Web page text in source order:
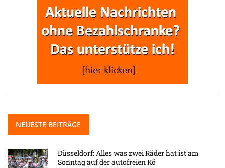
NEUESTE BEITRÄGE
Düsseldorf: Alles was zwei Räder hat ist am
Sonntag auf der autofreien Kö